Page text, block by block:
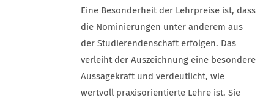
Eine Besonderheit der Lehrpreise ist, dass
die Nominierungen unter anderem aus
der Studierendenschaft erfolgen. Das
verleiht der Auszeichnung eine besondere
Aussagekraft und verdeutlicht, wie
wertvoll praxisorientierte Lehre ist. Sie